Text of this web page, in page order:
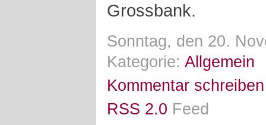
Grossbank.
Sonntag, den 20.
Kategorie: Allgemein
Kommentar schreiben
RSS 2.0 Feed